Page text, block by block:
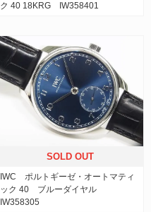
ク 40 18KRG IW358401
SOLD OUT
IWC ポルトギーゼ・オートマティ
ック 40 ブルーダイヤル
IW358305